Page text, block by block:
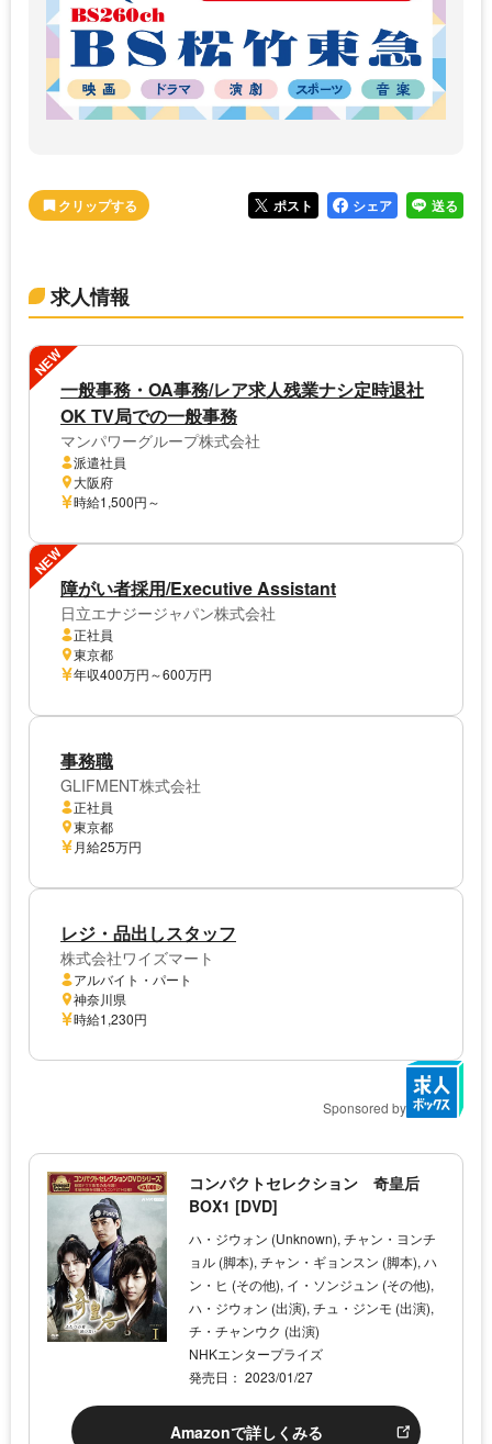
ポスト シェア 送る
求人情報
NEW
一般事務・OA事務/レア求人残業ナシ定時退社
OK TV局での一般事務
マンパワーグループ株式会社
派遣社員
大阪府
時給1,500円～
NEW
障がい者採用/Executive Assistant
日立エナジージャパン株式会社
正社員
東京都
年収400万円～600万円
事務職
GLIFMENT株式会社
正社員
東京都
月給25万円
レジ・品出しスタッフ
株式会社ワイズマート
アルバイト・パート
神奈川県
時給1,230円
Sponsored by
コンパクトセレクション 奇皇后
BOX1 [DVD]
ハ・ジウォン (Unknown), チャン・ヨンチ
ョル (脚本), チャン・ギョンスン (脚本), ハ
ン・ヒ (その他), イ・ソンジュン (その他),
ハ・ジウォン (出演), チュ・ジンモ (出演),
チ・チャンウク (出演)
NHKエンタープライズ
発売日： 2023/01/27
Amazonで詳しくみる